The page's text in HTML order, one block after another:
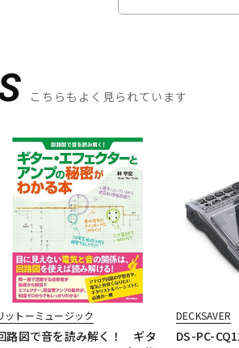
こちらもよく見られています
ットーミュージック
路図で音を読み解く！ ギタ
DECKSAVER
DS-PC-